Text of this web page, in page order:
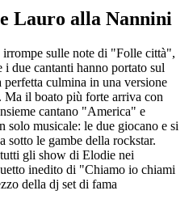
Lauro alla Nannini
irrompe sulle note di "Folle città",
i due cantanti hanno portato sul
culmina in una versione
il boato più forte arriva con
cantano "America" e
solo musicale: le due giocano e si
sotto le gambe della rockstar.
gli show di Elodie nei
inedito di "Chiamo io chiami
della dj set di fama